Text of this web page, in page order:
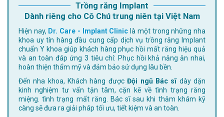
Trồng răng Implant
Dành riêng cho Cô Chú trung niên tại Việt Nam
Hiện nay, Dr. Care - Implant Clinic là một trong những nha
khoa uy tín hàng đầu cung cấp dịch vụ trồng răng Implant
chuẩn Y khoa giúp khách hàng phục hồi mất răng hiệu quả
và an toàn đáp ứng 3 tiêu chí: Phục hồi khả năng ăn nhai,
hoàn thiện thẩm mỹ và đảm bảo sử dụng lâu bền.
Đến nha khoa, Khách hàng đượcĐội ngũ Bác sĩdày dặn
kinh nghiệm tư vấn tận tâm, cặn kẽ về tình trạng răng
miệng. tình trạng mất răng. Bác sĩ sau khi thăm khám kỹ
càng sẽ đưa ra giải pháp tối ưu, tiết kiệm và an toàn.